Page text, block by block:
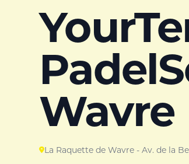
Wavre
La Raquette de Wavre - Av. de la